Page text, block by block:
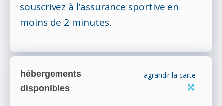
souscrivez à l’assurance sportive en
moins de 2 minutes.
hébergements
disponibles
agrandir la carte